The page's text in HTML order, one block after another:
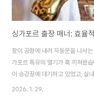
창이 공항에 내려 자동문을 나서
가포르 특유의 열기가 훅 끼쳐왔
이 승강장에 대기하고 있었고, 실
로 보이는 완벽하게 정돈된 가로
2026. 1. 29.